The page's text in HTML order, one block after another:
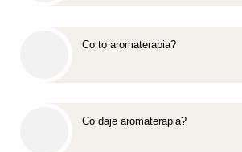
Co to aromaterapia?
Co daje aromaterapia?